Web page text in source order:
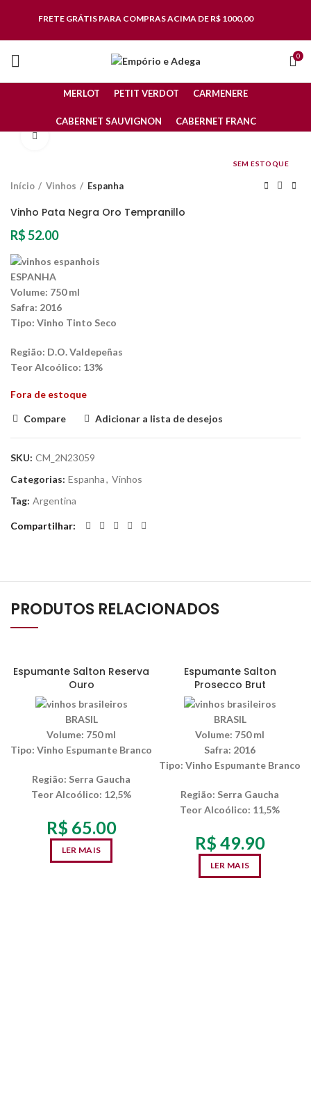
FRETE GRÁTIS PARA COMPRAS ACIMA DE R$ 1000,00
0
MERLOT PETIT VERDOT CARMENERE
CABERNET SAUVIGNON CABERNET FRANC
SEM ESTOQUE
Início Vinhos Espanha
Vinho Pata Negra Oro Tempranillo
R$52.00
ESPANHA
Volume: 750 ml
Safra: 2016
Tipo: Vinho Tinto Seco
Região: D.O. Valdepeñas
Teor Alcoólico: 13%
Fora de estoque
Compare Adicionar a lista de desejos
SKU: CM_2N23059
Categorias: Espanha, Vinhos
Tag: Argentina
Compartilhar
PRODUTOS RELACIONADOS
Espumante Salton Reserva
Ouro
BRASIL
Volume: 750 ml
Tipo: Vinho Espumante Branco
Região: Serra Gaucha
Teor Alcoólico: 12,5%
R$ 65.00
LER MAIS
Espumante Salton
Prosecco Brut
BRASIL
Volume: 750 ml
Safra: 2016
Tipo: Vinho Espumante Branco
Região: Serra Gaucha
Teor Alcoólico: 11,5%
R$ 49.90
LER MAIS